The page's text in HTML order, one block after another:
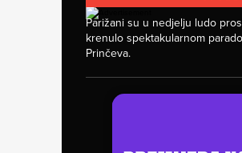
Parižani su u nedjelju ludo
krenulo spektakularnom
Prinčeva.